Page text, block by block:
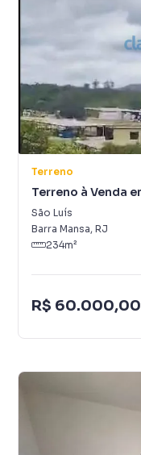
Terreno
Terreno à Venda
São Luís
Barra Mansa, RJ
234m²
R$ 60.000,00